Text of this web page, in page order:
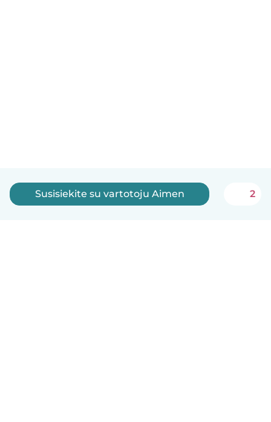
Susisiekite su vartotoju Aimen 2